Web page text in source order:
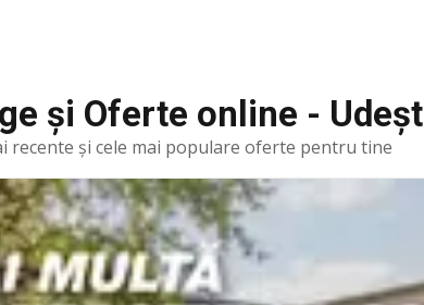
și Oferte online -
recente şi cele mai populare oferte pentru tine